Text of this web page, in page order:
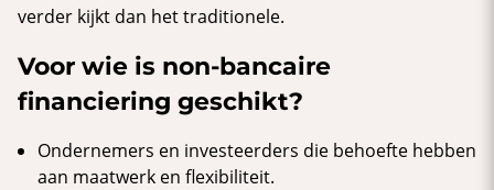
verder kijkt dan het traditionele.
Voor wie is non-bancaire
financiering geschikt?
Ondernemers en investeerders die behoefte hebben
aan maatwerk en flexibiliteit.